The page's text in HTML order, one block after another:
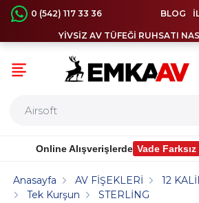
0 (542) 117 33 36 BLOG
YİVSİZ AV TÜFEĞİ RUHSATI
Online Alışverişlerde Vade
Anasayfa AV FİŞEKLERİ
12
Tek Kurşun
STERLİNG